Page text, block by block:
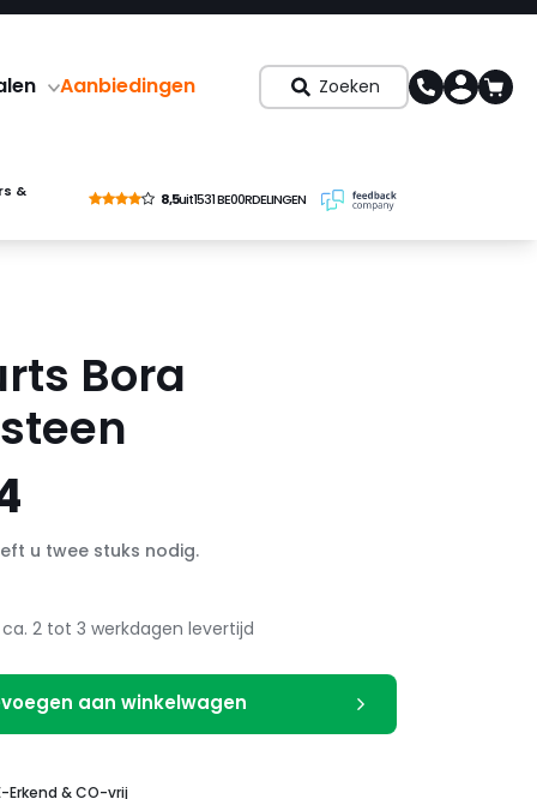
Aanbiedingen Zoeken
&
8,5uit1531 BE00RDELINGEN
Bora
u twee stuks nodig.
ca. 2 tot 3 werkdagen levertijd
aan winkelwagen
Erkend & CO-vrij